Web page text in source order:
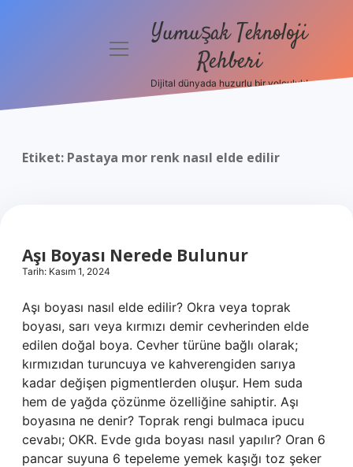
Politikası
menüyüYumuşak Teknoloji
Rehberi
Dijital dünyada huzurlu bir yolculuk!
Etiket: Pastaya mor renk nasıl elde edilir
Aşı Boyası Nerede Bulunur
Tarih: Kasım 1, 2024
Aşı boyası nasıl elde edilir? Okra veya toprak
boyası, sarı veya kırmızı demir cevherinden elde
edilen doğal boya. Cevher türüne bağlı olarak;
kırmızıdan turuncuya ve kahverengiden sarıya
kadar değişen pigmentlerden oluşur. Hem suda
hem de yağda çözünme özelliğine sahiptir. Aşı
boyasına ne denir? Toprak rengi bulmaca ipucu
cevabı; OKR. Evde gıda boyası nasıl yapılır? Oran 6
pancar suyuna 6 tepeleme yemek kaşığı toz şeker